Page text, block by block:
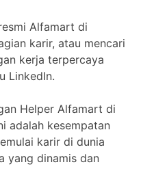
Alfamart di
karir, atau mencari
kerja terpercaya
LinkedIn.
Helper Alfamart di
adalah kesempatan
karir di dunia
yang dinamis dan